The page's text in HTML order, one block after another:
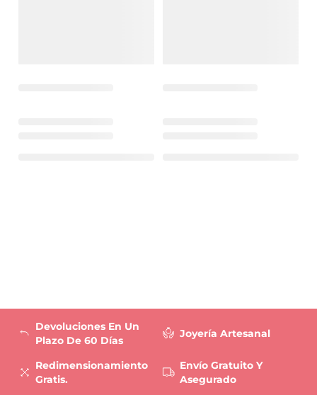
Devoluciones En Un
Plazo De 60 Días
Redimensionamiento
Gratis.
Joyería Artesanal
Envío Gratuito Y
Asegurado